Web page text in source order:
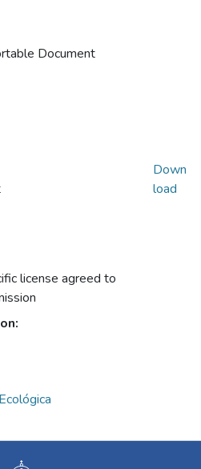
Document
license agreed to
Down
load